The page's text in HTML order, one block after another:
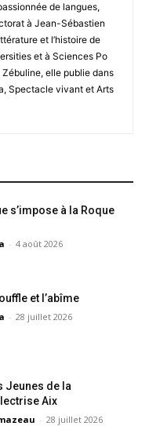
de langues,
à Jean-Sébastien
et l’histoire de
et à Sciences Po
elle publie dans
Spectacle vivant et Arts
s’impose à la Roque
- 4 août 2026
et l’abîme
- 28 juillet 2026
Jeunes de la
Aix
- 28 juillet 2026